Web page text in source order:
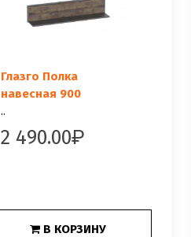
Глазго Полка
навесная 900
..
2 490.00
В КОРЗИНУ